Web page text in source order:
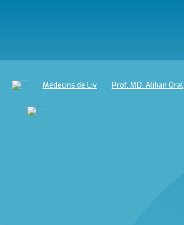
Médecins de Liv Prof. MD. Alihan Oral